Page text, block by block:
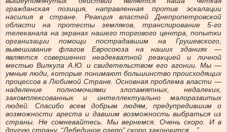
гражданская позиция, направленная против эскалации
насилия в стране. Реакция властей Днепропетровской
области на протесты земляков, транслирование 5-го
телеканала на экранах нашего торгового центра, попытки
организации помощи пострадавшим на Грушевского,
вывешивание флагов Евросоюза на наших зданиях —
является совершенно неадекватной реакцией и личной
местью Вилкула А.Ю. и свидетельством его агонии. Мы —
умные люди, которые понимают большинство происходящих
процессов в Любимой Стране. Основная проблема власти —
наделение полномочиями злопамятных, недалеких,
закомплексованных и интеллектуально малоразвитых
людей. Спасибо всем добрым людям, предупредившим о
возможности ареста и давшим возможность выбраться из
страны. Не сомневайтесь. Мы вернемся. Очень скоро. И в
другую страну. “Лебединое озеро” скоро закончится....”